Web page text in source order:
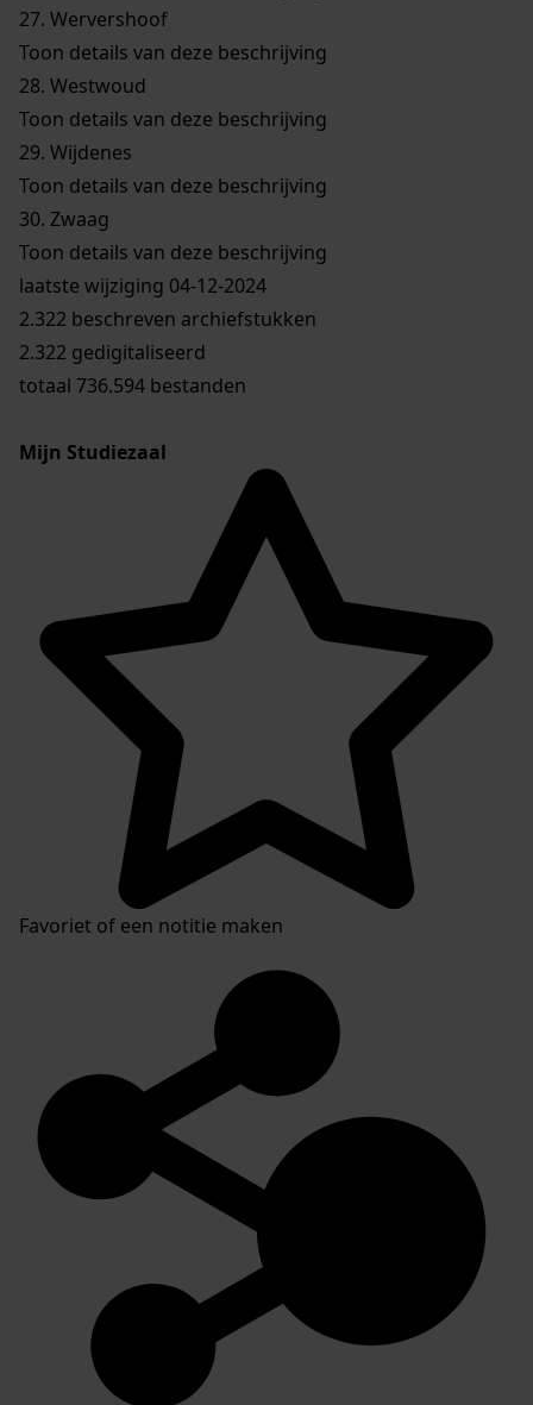
27. Wervershoof
Toon details van deze beschrijving
28. Westwoud
Toon details van deze beschrijving
29. Wijdenes
Toon details van deze beschrijving
30. Zwaag
Toon details van deze beschrijving
laatste wijziging 04-12-2024
2.322 beschreven archiefstukken
2.322 gedigitaliseerd
totaal 736.594 bestanden
Mijn Studiezaal
Favoriet of een notitie maken